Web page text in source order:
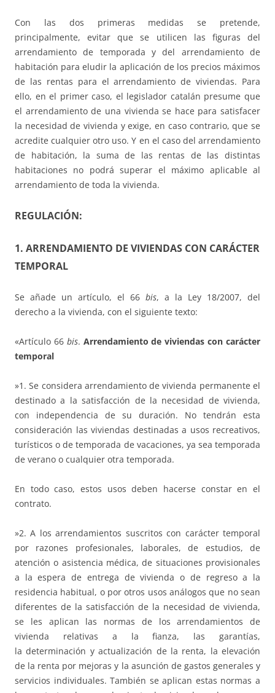
Con las dos primeras medidas se pretende,
principalmente, evitar que se utilicen las figuras del
arrendamiento de temporada y del arrendamiento de
habitación para eludir la aplicación de los precios máximos
de las rentas para el arrendamiento de viviendas. Para
ello, en el primer caso, el legislador catalán presume que
el arrendamiento de una vivienda se hace para satisfacer
la necesidad de vivienda y exige, en caso contrario, que se
acredite cualquier otro uso. Y en el caso del arrendamiento
de habitación, la suma de las rentas de las distintas
habitaciones no podrá superar el máximo aplicable al
arrendamiento de toda la vivienda.
REGULACIÓN:
1. ARRENDAMIENTO DE VIVIENDAS CON CARÁCTER
TEMPORAL
Se añade un artículo, el 66 bis, a la Ley 18/2007, del
derecho a la vivienda, con el siguiente texto:
«Artículo 66 bis. Arrendamiento de viviendas con carácter
temporal
»1. Se considera arrendamiento de vivienda permanente el
destinado a la satisfacción de la necesidad de vivienda,
con independencia de su duración. No tendrán esta
consideración las viviendas destinadas a usos recreativos,
turísticos o de temporada de vacaciones, ya sea temporada
de verano o cualquier otra temporada.
En todo caso, estos usos deben hacerse constar en el
contrato.
»2. A los arrendamientos suscritos con carácter temporal
por razones profesionales, laborales, de estudios, de
atención o asistencia médica, de situaciones provisionales
a la espera de entrega de vivienda o de regreso a la
residencia habitual, o por otros usos análogos que no sean
diferentes de la satisfacción de la necesidad de vivienda,
se les aplican las normas de los arrendamientos de
vivienda relativas a la fianza, las garantías,
la determinación y actualización de la renta, la elevación
de la renta por mejoras y la asunción de gastos generales y
servicios individuales. También se aplican estas normas a